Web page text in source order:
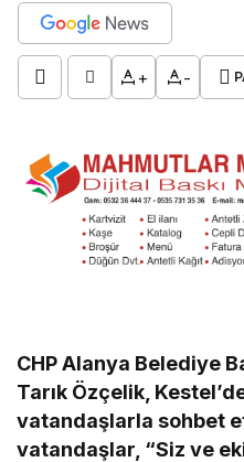
+ -
CHP Alanya Belediye
Tarık Özçelik,
vatandaşlarla sohbet
vatandaşlar, “Siz ve